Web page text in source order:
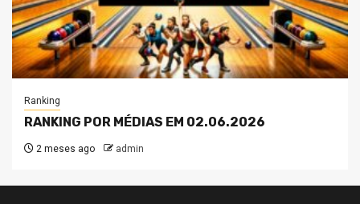
Ranking
RANKING POR MÉDIAS EM 02.06.2026
2 meses ago admin